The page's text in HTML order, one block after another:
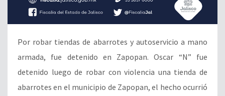
Por robar tiendas de abarrotes y autoservicio a mano
armada, fue detenido en Zapopan. Oscar “N” fue
detenido luego de robar con violencia una tienda de
abarrotes en el municipio de Zapopan, el hecho ocurrió